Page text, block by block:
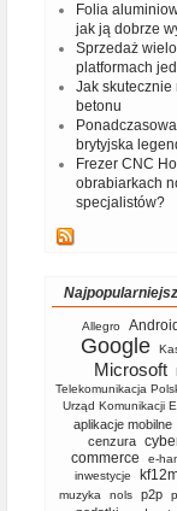
Folia
jak ją dobrze
Sprzedaż
platformach
Jak skutecznie
betonu
brytyjska
Frezer CNC
obrabiarkach
specjalistów?
Allegro Android
Google
Microsoft
Telekomunikacja
Urząd Komunikacji
aplikacje mobilne
cenzura
commerce
e-
inwestycje
muzyka nols p2p